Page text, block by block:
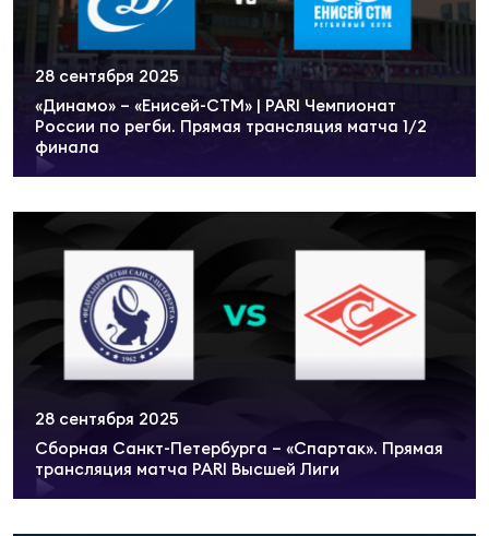
«Динамо» – «Енисей-СТМ» | PARI Чемпионат
России по регби. Прямая трансляция матча 1/2
финала
28 сентября 2025
Сборная Санкт-Петербурга – «Спартак». Прямая
трансляция матча PARI Высшей Лиги
28 сентября 2025